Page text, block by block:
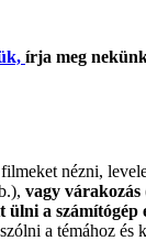
írja meg
nézni,
vagy várakozás
ülni a számítógép
a témához és